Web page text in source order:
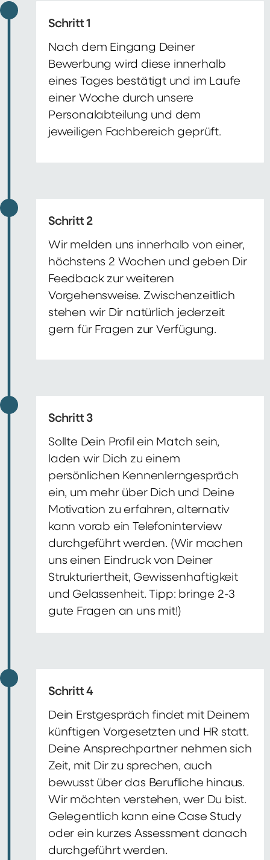
Schritt 1
Nach dem Eingang Deiner
Bewerbung wird diese innerhalb
eines Tages bestätigt und im Laufe
einer Woche durch unsere
Personalabteilung und dem
jeweiligen Fachbereich geprüft.
Schritt 2
Wir melden uns innerhalb von einer,
höchstens 2 Wochen und geben Dir
Feedback zur weiteren
Vorgehensweise. Zwischenzeitlich
stehen wir Dir natürlich jederzeit
gern für Fragen zur Verfügung.
Schritt 3
Sollte Dein Profil ein Match sein,
laden wir Dich zu einem
persönlichen Kennenlerngespräch
ein, um mehr über Dich und Deine
Motivation zu erfahren, alternativ
kann vorab ein Telefoninterview
durchgeführt werden. (Wir machen
uns einen Eindruck von Deiner
Strukturiertheit, Gewissenhaftigkeit
und Gelassenheit. Tipp: bringe 2-3
gute Fragen an uns mit!)
Schritt 4
Dein Erstgespräch findet mit Deinem
künftigen Vorgesetzten und HR statt.
Deine Ansprechpartner nehmen sich
Zeit, mit Dir zu sprechen, auch
bewusst über das Berufliche hinaus.
Wir möchten verstehen, wer Du bist.
Gelegentlich kann eine Case Study
oder ein kurzes Assessment danach
durchgeführt werden.